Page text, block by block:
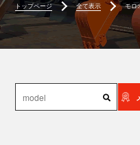
トップページ 全て表示 モロ